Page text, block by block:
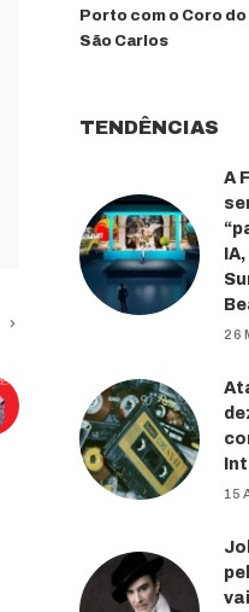
Porto com o Coro do
São Carlos
TENDÊNCIAS
A
26
15